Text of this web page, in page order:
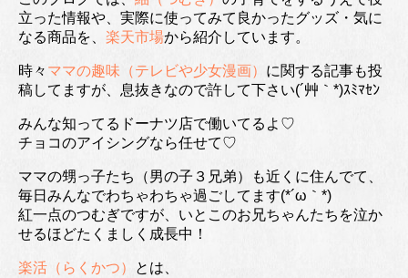
立った情報や、実際に使ってみて良かったグッズ・気に
なる商品を、 楽天市場から紹介しています。
時々 ママの趣味（テレビや少女漫画） に関する記事も投
稿してますが、息抜きなので許して下さい(´艸｀*)ｽﾐﾏｾﾝ
みんな知ってるドーナツ店で働いてるよ♡
チョコのアイシングなら任せて♡
ママの甥っ子たち（男の子３兄弟）も近くに住んでて、
毎日みんなでわちゃわちゃ過ごしてます(*´ω｀*)
紅一点のつむぎですが、いとこのお兄ちゃんたちを泣か
せるほどたくましく成長中！
楽活（らくかつ）
とは、